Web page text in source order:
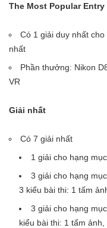
The Most Popular Entry
Có 1 giải duy nhất
nhất
Phần thưởng: Nikon
VR
Giải nhất
Có 7 giải nhất
1 giải cho hạng
3 giải cho hạng
3 kiểu bài thi: 1 tấm
3 giải cho hạng
kiểu bài thi: 1 tấm